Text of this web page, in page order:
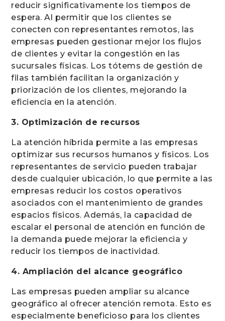
reducir significativamente los tiempos de
espera. Al permitir que los clientes se
conecten con representantes remotos, las
empresas pueden gestionar mejor los flujos
de clientes y evitar la congestión en las
sucursales físicas. Los tótems de gestión de
filas también facilitan la organización y
priorización de los clientes, mejorando la
eficiencia en la atención.
3. Optimización de recursos
La atención híbrida permite a las empresas
optimizar sus recursos humanos y físicos. Los
representantes de servicio pueden trabajar
desde cualquier ubicación, lo que permite a las
empresas reducir los costos operativos
asociados con el mantenimiento de grandes
espacios físicos. Además, la capacidad de
escalar el personal de atención en función de
la demanda puede mejorar la eficiencia y
reducir los tiempos de inactividad.
4. Ampliación del alcance geográfico
Las empresas pueden ampliar su alcance
geográfico al ofrecer atención remota. Esto es
especialmente beneficioso para los clientes